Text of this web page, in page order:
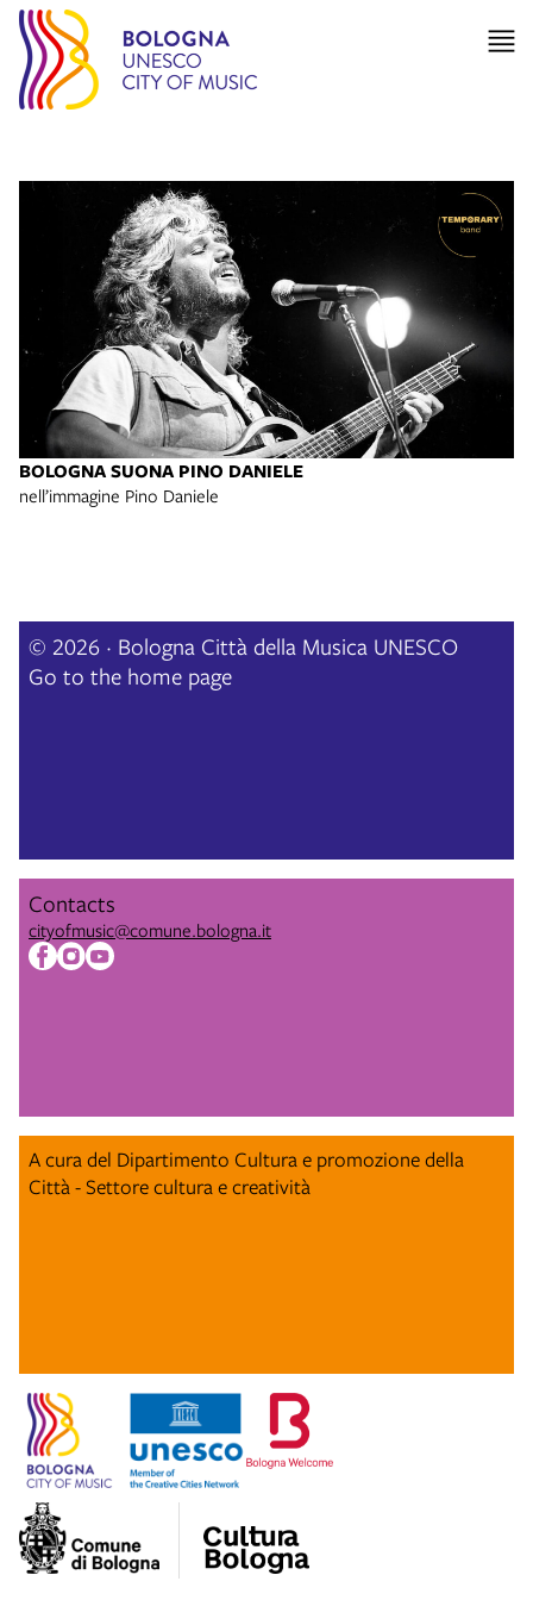
BOLOGNA SUONA PINO DANIELE
nell’immagine Pino Daniele
© 2026 · Bologna Città della Musica UNESCO
Go to the home page
Contacts
cityofmusic@comune.bologna.it
A cura del Dipartimento Cultura e promozione della
Città - Settore cultura e creatività